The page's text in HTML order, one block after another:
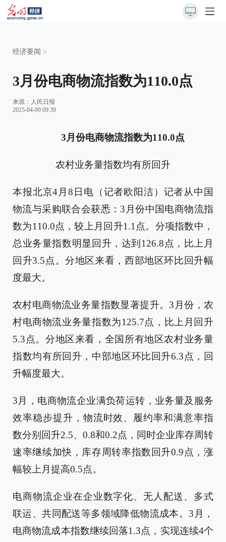
经济要闻 >
3月份电商物流指数为110.0点
来源： 人民日报
2025-04-09 09:39
3月份电商物流指数为110.0点
农村业务量指数均有所回升
本报北京4月8日电（记者欧阳洁）记者从中国
物流与采购联合会获悉：3月份中国电商物流指
数为110.0点，较上月回升1.1点。分项指数中，
总业务量指数明显回升，达到126.8点，比上月
回升3.5点。分地区来看，西部地区环比回升幅
度最大。
农村电商物流业务量指数显著提升。3月份，农
村电商物流业务量指数为125.7点，比上月回升
5.3点。分地区来看，全国所有地区农村业务量
指数均有所回升，中部地区环比回升6.3点，回
升幅度最大。
3月，电商物流企业满负荷运转，业务量及服务
效率稳步提升，物流时效、履约率和满意率指
数分别回升2.5、0.8和0.2点，同时企业库存周转
速率继续加快，库存周转率指数回升0.9点，涨
幅较上月提高0.5点。
电商物流企业在企业数字化、无人配送、多式
联运、共同配送等多领域降低物流成本。3月，
电商物流成本指数继续回落1.3点，实现连续4个